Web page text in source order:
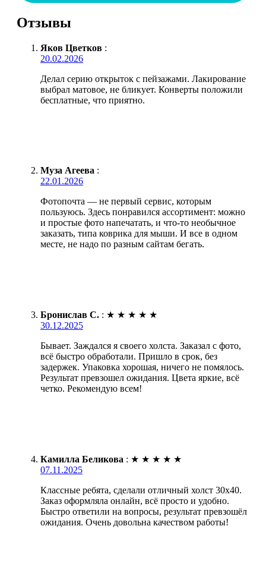
Отзывы
Яков Цветков :
20.02.2026
Делал серию открыток с пейзажами. Лакирование
выбрал матовое, не бликует. Конверты положили
бесплатные, что приятно.
Муза Агеева :
22.01.2026
Фотопочта — не первый сервис, которым
пользуюсь. Здесь понравился ассортимент: можно
и простые фото напечатать, и что-то необычное
заказать, типа коврика для мыши. И все в одном
месте, не надо по разным сайтам бегать.
Бронислав С. : ★ ★ ★ ★ ★
30.12.2025
Бывает. Заждался я своего холста. Заказал с фото,
всё быстро обработали. Пришло в срок, без
задержек. Упаковка хорошая, ничего не помялось.
Результат превзошел ожидания. Цвета яркие, всё
четко. Рекомендую всем!
Камилла Беликова : ★ ★ ★ ★ ★
07.11.2025
Классные ребята, сделали отличный холст 30х40.
Заказ оформляла онлайн, всё просто и удобно.
Быстро ответили на вопросы, результат превзошёл
ожидания. Очень довольна качеством работы!